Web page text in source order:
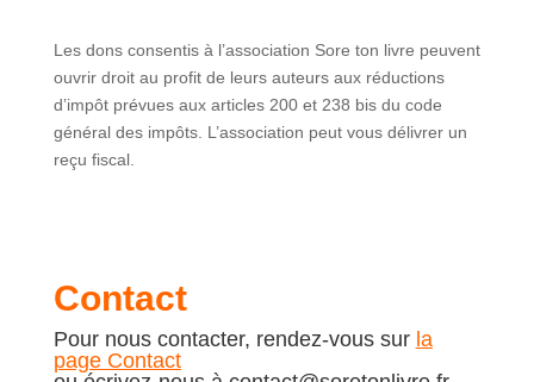
Les dons consentis à l’association Sore ton livre peuvent
ouvrir droit au profit de leurs auteurs aux réductions
d’impôt prévues aux articles 200 et 238 bis du code
général des impôts. L’association peut vous délivrer un
reçu fiscal.
Contact
Pour nous contacter, rendez-vous sur la
page Contact